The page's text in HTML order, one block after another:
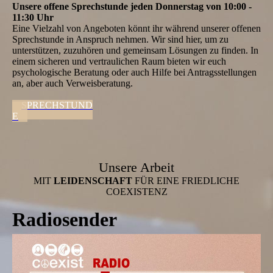
Unsere offene Sprechstunde jeden Donnerstag von 10:00 -
11:30 Uhr
Eine Vielzahl von Angeboten könnt ihr während unserer offenen
Sprechstunde in Anspruch nehmen. Wir sind hier, um zu
unterstützen, zuzuhören und gemeinsam Lösungen zu finden. In
einem sicheren und vertraulichen Raum bieten wir euch
psychologische Beratung oder auch Hilfe bei Antragsstellungen
an, aber auch Verweisberatung.
SPRECHSTUND
E
Unsere Arbeit
MIT LEIDENSCHAFT FÜR EINE FRIEDLICHE
COEXISTENZ
Radiosender